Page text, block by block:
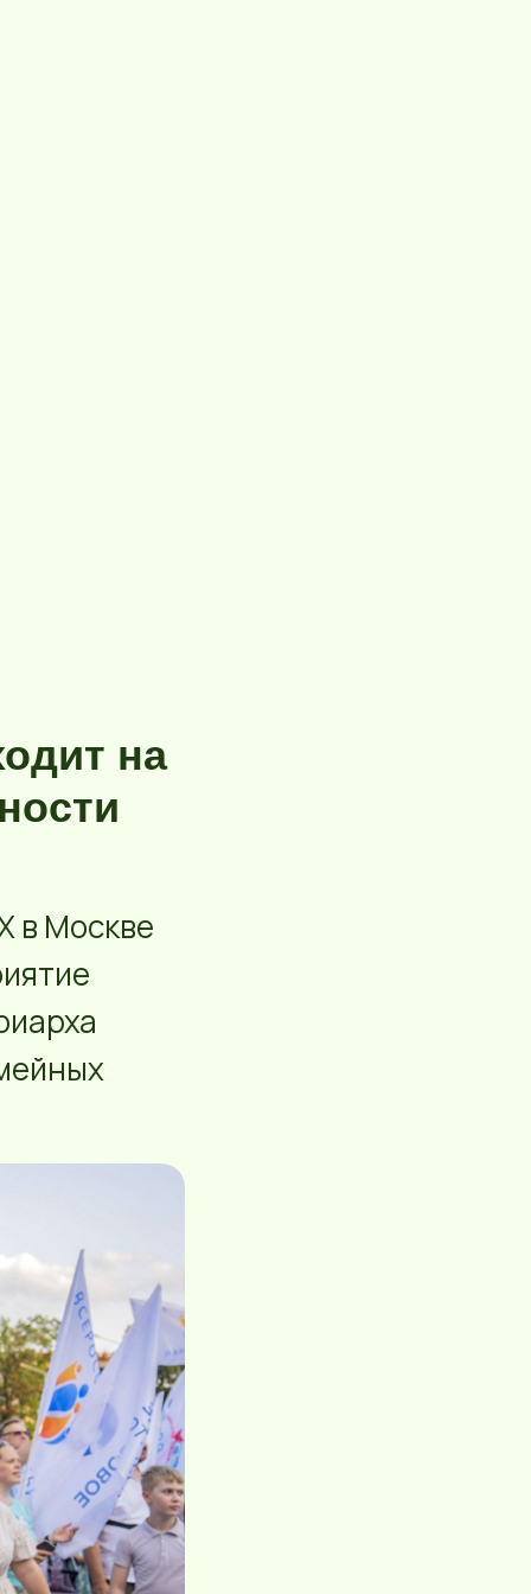
на
в Москве